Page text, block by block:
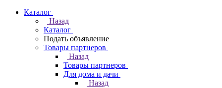
Каталог
Назад
Каталог
Подать объявление
Товары партнеров
Назад
Товары партнеров
Для дома и дачи
Назад